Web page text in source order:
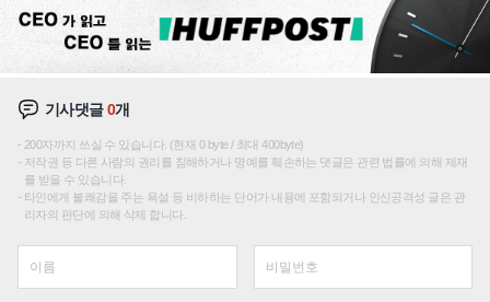
기사댓글0개
200자까지 쓰실 수 있습니다. (현재 0 byte / 최대 400byte)
저작권 등 다른 사람의 권리를 침해하거나 명예를 훼손하는 댓글은 관련 법률에 의해 제재
를 받을 수 있습니다.
타인에게 불쾌감을 주는 욕설 등 비하하는 단어가 내용에 포함되거나 인신공격성 글은 관
리자의 판단에 의해 삭제 합니다.